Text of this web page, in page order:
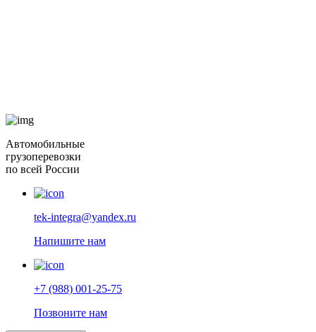
Автомобильные
грузоперевозки
по всей России
tek-integra@yandex.ru
Напишите нам
+7 (988) 001-25-75
Позвоните нам